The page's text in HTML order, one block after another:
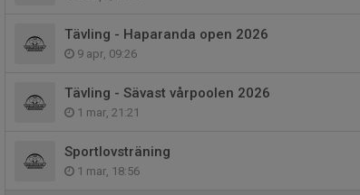
Tävling - Haparanda open 2026
9 apr, 09:26
Tävling - Sävast vårpoolen 2026
1 mar, 21:21
Sportlovsträning
1 mar, 18:56